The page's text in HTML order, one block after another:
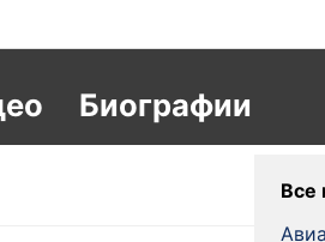
Биографии
Все